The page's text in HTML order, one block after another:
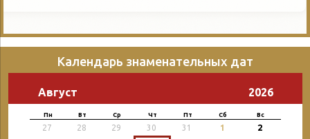
Календарь знаменательных дат
Август 2026
Пн Вт Ср Чт Пт Сб Вс
27 28 29 30 31 1 2